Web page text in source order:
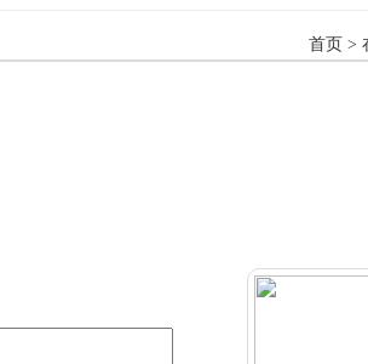
首页 >